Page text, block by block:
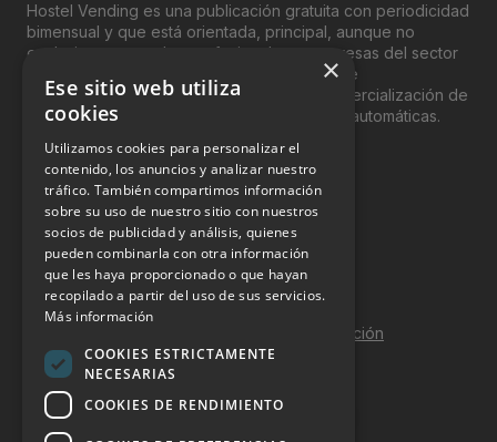
Hostel Vending es una publicación gratuita con periodicidad
bimensual y que está orientada, principal, aunque no
exclusivamente, a los profesionales y empresas del sector
del “Vending”; nombre con el que se conoce
genéricamente entre profesionales a la comercialización de
productos y servicios a través de máquinas automáticas.
INFORMACIÓN LEGAL
Aviso Legal
Política de Privacidad
Política de Cookies
Política de calidad y seguridad de la información
Contacto
×
Ese sitio web utiliza
cookies
Utilizamos cookies para personalizar el
contenido, los anuncios y analizar nuestro
tráfico. También compartimos información
sobre su uso de nuestro sitio con nuestros
socios de publicidad y análisis, quienes
pueden combinarla con otra información
que les haya proporcionado o que hayan
recopilado a partir del uso de sus servicios.
Más información
COOKIES ESTRICTAMENTE
NECESARIAS
COOKIES DE RENDIMIENTO